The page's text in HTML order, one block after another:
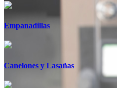
Empanadillas
Canelones y Lasañas